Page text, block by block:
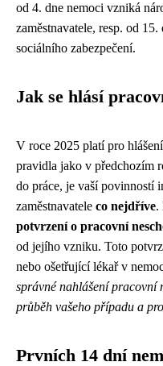
od 4. dne nemoci vzniká
zaměstnavatele, resp. od
sociálního zabezpečení.
Jak se hlásí
V roce 2025 platí pro
pravidla jako v předchozím
do práce, je vaší povinností
zaměstnavatele co nejdříve.
potvrzení o pracovní
od jejího vzniku. Toto
nebo ošetřující lékař v
správné nahlášení pracovní
průběh vašeho případu a
Prvních 14 dní